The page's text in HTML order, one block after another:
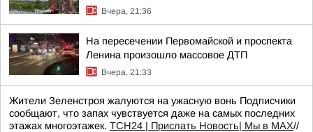
Вчера, 21:36
На пересечении Первомайской и проспекта
Ленина произошло массовое ДТП
Вчера, 21:33
Жители Зеленстроя жалуются на ужасную вонь Подписчики
сообщают, что запах чувствуется даже на самых последних
этажах многоэтажек. ТСН24 | Прислать Новость| Мы в МАХ//